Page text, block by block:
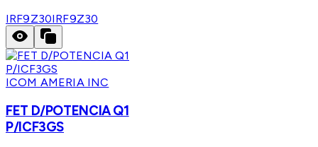
IRF9Z30IRF9Z30
ICOM AMERIA INC
FET D/POTENCIA Q1
P/ICF3GS